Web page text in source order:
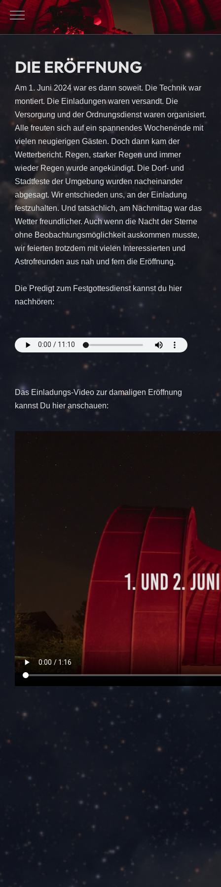
Mobile Menu Toggle
DIE ERÖFFNUNG
Am 1. Juni 2024 war es dann soweit. Die Technik war
montiert. Die Einladungen waren versandt. Die
Versorgung und der Ordnungsdienst waren organisiert.
Alle freuten sich auf ein spannendes Wochenende mit
vielen neugierigen Gästen. Doch dann kam der
Wetterbericht. Regen, starker Regen und immer
wieder Regen wurde angekündigt. Die Dorf- und
Stadtfeste der Umgebung wurden nacheinander
abgesagt. Wir entschieden uns, an der Einladung
festzuhalten. Und tatsächlich, am Nachmittag war das
Wetter freundlicher. Auch wenn die Nacht der Sterne
ohne Beobachtungsmöglichkeit auskommen musste,
wir feierten trotzdem mit vielen Interessierten und
Astrofreunden aus nah und fern die Eröffnung.
Die Predigt zum Festgottesdienst kannst du hier
nachhören:
Das Einladungs-Video zur damaligen Eröffnung
kannst Du hier anschauen: